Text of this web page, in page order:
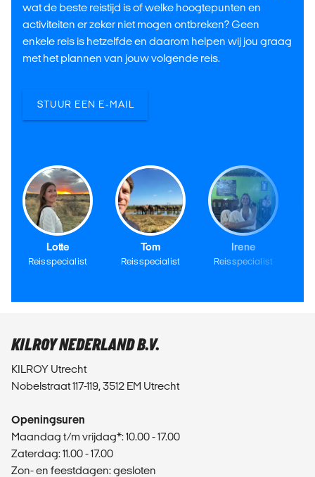
wat de beste reistijd is of welke hoogtepunten en
activiteiten er zeker niet mogen ontbreken? Geen
enkele reis is hetzelfde en daarom helpen wij jou graag
met het plannen van jouw volgende reis.
STUUR EEN E-MAIL
Lotte
Reisspecialist
Tom
Reisspecialist
Irene
Reisspecialist
KILROY NEDERLAND B.V.
KILROY Utrecht
Nobelstraat 117-119, 3512 EM Utrecht
Openingsuren
Maandag t/m vrijdag*: 10.00 - 17.00
Zaterdag: 11.00 - 17.00
Zon- en feestdagen: gesloten